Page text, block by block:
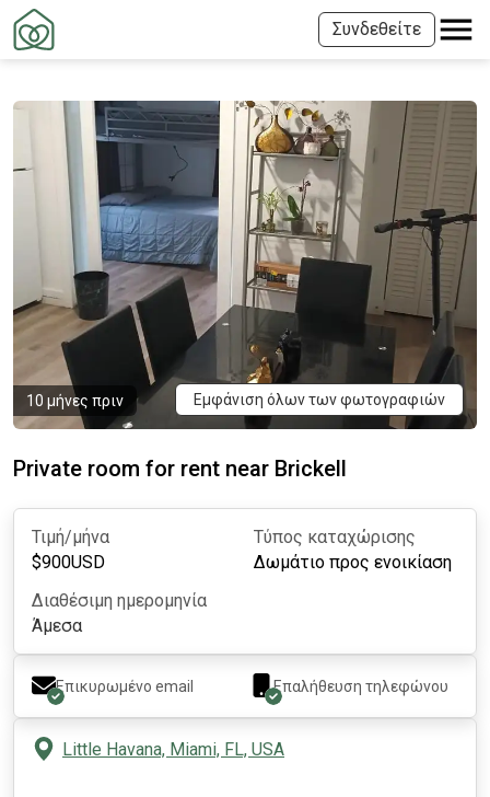
Συνδεθείτε
10 μήνες πριν Εμφάνιση όλων των φωτογραφιών
Private room for rent near Brickell
Τιμή/μήνα
$900USD
Τύπος καταχώρισης
Δωμάτιο προς ενοικίαση
Διαθέσιμη ημερομηνία
Άμεσα
Επικυρωμένο email Επαλήθευση τηλεφώνου
Little Havana, Miami, FL, USA